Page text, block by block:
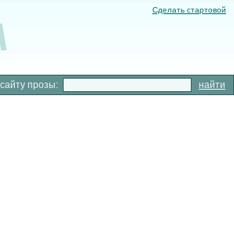
Сделать стартовой
прозы: